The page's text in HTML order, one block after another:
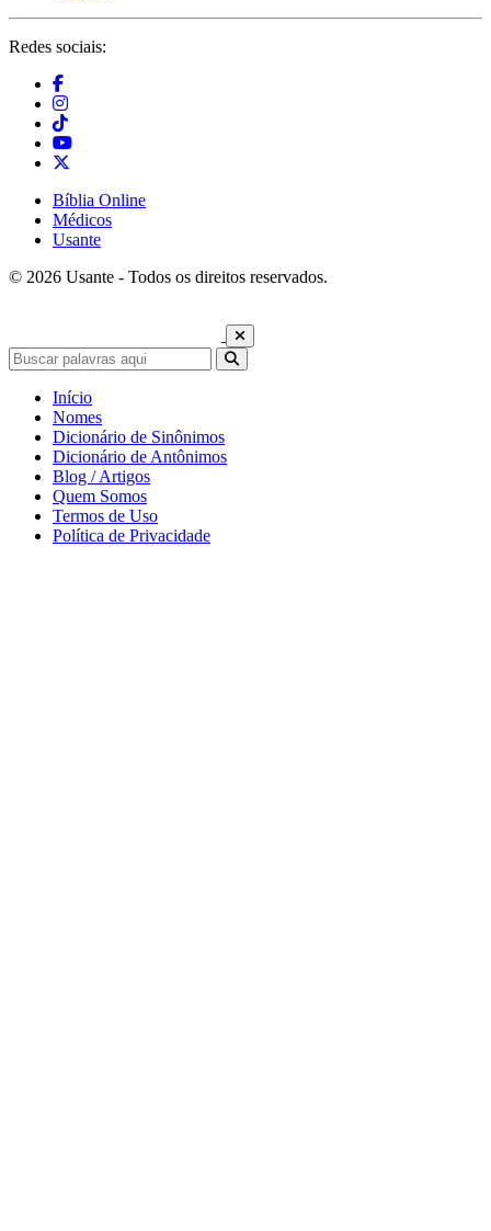
Redes sociais:
Bíblia Online
Médicos
Usante
© 2026 Usante - Todos os direitos reservados.
Início
Nomes
Dicionário de Sinônimos
Dicionário de Antônimos
Blog / Artigos
Quem Somos
Termos de Uso
Política de Privacidade